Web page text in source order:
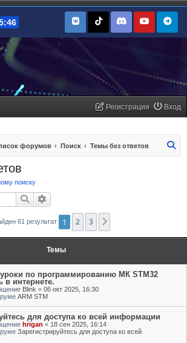
Вход
Регистрация
форумов Поиск Темы без ответов
поиску
Поиск
61 результат 1 2 3
Темы
по программированию МК STM32
в интернете.
Blink « 06 окт 2025, 16:30
ARM STM
для доступа ко всей информации
hrigan « 18 сен 2025, 16:14
Зарегистрируйтесь для доступа ко всей